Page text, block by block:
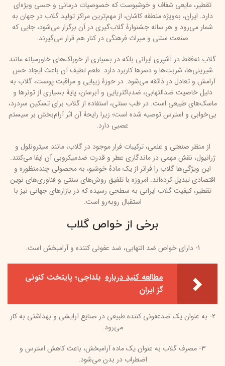
تقطیر، مایعی شفاف و خوشبوست که خصوصیات درمانی و حسی ویژه‌ای
دارد. ایران، به‌ویژه منطقه کاشان، از مهم‌ترین مراکز تولید گلاب در جهان به
شمار می‌رود و هر ساله جشنوارهٔ گلاب‌گیری در آن برگزار می‌شود، جایی که
صنعت سنتی و میراث فرهنگی در کنار هم قرار می‌گیرند.
گلاب نه‌فقط در آشپزی ایرانی بلکه در بسیاری از خوراک‌های خاورمیانه مانند
شیرینی‌ها، شربت‌ها و دسرها کاربرد دارد. طعم لطیف آن باعث ایجاد حس
آرامش و تعادل در ذائقه می‌شود. در حوزهٔ زیبایی و مراقبت پوست، گلاب به
دلیل خاصیت ضدالتهابی، ضدباکتریایی و آبرسان، پایهٔ بسیاری از تونرها و
ماسک‌های طبیعی است. در طب سنتی، استفاده از گلاب برای تسکین سردرد،
بی‌خوابی و استرس توصیه شده است؛ زیرا رایحهٔ آن اثر آرام‌بخش بر سیستم
عصبی دارد.
از منظر صنعتی و علمی، ترکیبات فرار موجود در گلاب، مانند سیترونلول و
ژرانیول، نقش مهمی در ماندگاری عطر و قدرت ضد‌میکروبی آن ایفا می‌کنند.
این ویژگی‌ها گلاب را فراتر از یک مادهٔ خوشبو، به محصولی چندمنظوره و
اقتصادی تبدیل کرده‌اند. امروزه با تلفیق روش‌های سنتی و فناوری‌های نوین
تقطیر، کیفیت گلاب ایرانی به سطحی رسیده که در بازارهای جهانی نیز با
استقبال روبه‌رو است.
برخی از خواص گلاب
1- دارای خواص ضد التهابی، ضد عفونی کننده و آرامبخش است.
مطالعه کنید درباره‌ بلداجی؛ پایتخت کنونی
گز ایران
2- به عنوان یک ضدعفونی کننده طبیعی در صنایع آرایشی و بهداشتی به کار
می‌رود.
3- مصرف گلاب به عنوان یک ماده آرامبخش، باعث کاهش استرس و
اضطراب در بدن می‌شود.